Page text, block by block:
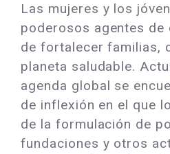
Las mujeres y los
poderosos agentes de
de fortalecer familias,
planeta saludable.
agenda global se
de inflexión en el que
de la formulación de
fundaciones y otros